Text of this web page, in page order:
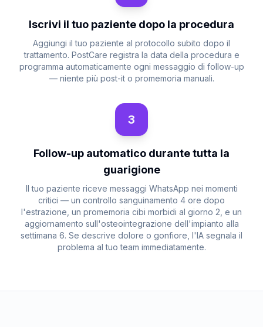
Iscrivi il tuo paziente dopo la procedura
Aggiungi il tuo paziente al protocollo subito dopo il
trattamento. PostCare registra la data della procedura e
programma automaticamente ogni messaggio di follow-up
— niente più post-it o promemoria manuali.
3
Follow-up automatico durante tutta la
guarigione
Il tuo paziente riceve messaggi WhatsApp nei momenti
critici — un controllo sanguinamento 4 ore dopo
l'estrazione, un promemoria cibi morbidi al giorno 2, e un
aggiornamento sull'osteointegrazione dell'impianto alla
settimana 6. Se descrive dolore o gonfiore, l'IA segnala il
problema al tuo team immediatamente.